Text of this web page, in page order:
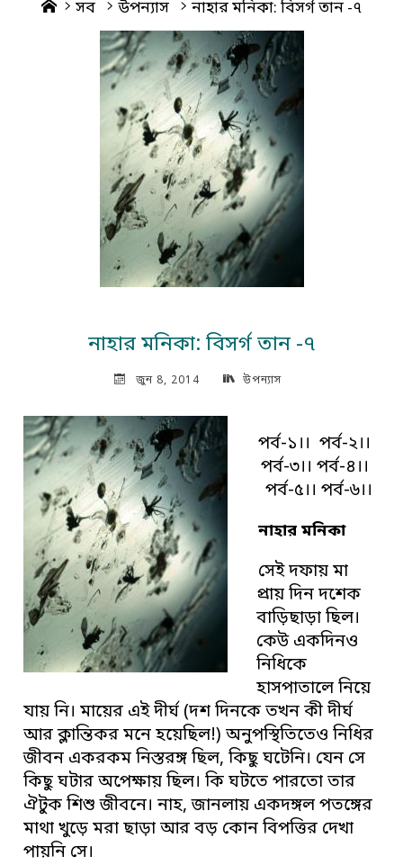
Home
সব উপন্যাস নাহার মনিকা: বিসর্গ তান -৭
নাহার মনিকা: বিসর্গ তান -৭
জুন 8, 2014 উপন্যাস
পর্ব-১।। পর্ব-২।।
পর্ব-৩।। পর্ব-৪।।
পর্ব-৫।। পর্ব-৬।।
নাহার মনিকা
সেই দফায় মা
প্রায় দিন দশেক
বাড়িছাড়া ছিল।
কেউ একদিনও
নিধিকে
হাসপাতালে নিয়ে
যায় নি। মায়ের এই দীর্ঘ (দশ দিনকে তখন কী দীর্ঘ
আর ক্লান্তিকর মনে হয়েছিল!) অনুপস্থিতিতেও নিধির
জীবন একরকম নিস্তরঙ্গ ছিল, কিছু ঘটেনি। যেন সে
কিছু ঘটার অপেক্ষায় ছিল। কি ঘটতে পারতো তার
ঐটুক শিশু জীবনে। নাহ, জানলায় একদঙ্গল পতঙ্গের
মাথা খুড়ে মরা ছাড়া আর বড় কোন বিপত্তির দেখা
পায়নি সে।